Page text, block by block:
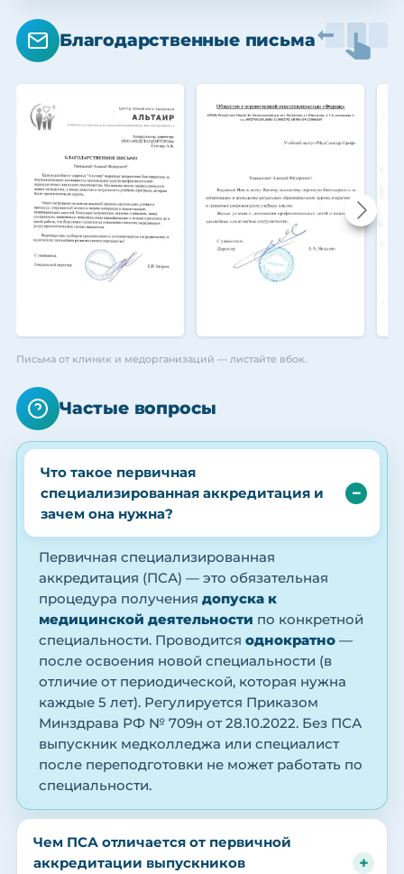
Благодарственные письма
Письма от клиник и медорганизаций — листайте вбок.
Частые вопросы
Что такое первичная
специализированная аккредитация и
зачем она нужна?
Первичная специализированная
аккредитация (ПСА) — это обязательная
процедура получения допуска к
медицинской деятельности по конкретной
специальности. Проводится однократно —
после освоения новой специальности (в
отличие от периодической, которая нужна
каждые 5 лет). Регулируется Приказом
Минздрава РФ № 709н от 28.10.2022. Без ПСА
выпускник медколледжа или специалист
после переподготовки не может работать по
специальности.
Чем ПСА отличается от первичной
аккредитации выпускников